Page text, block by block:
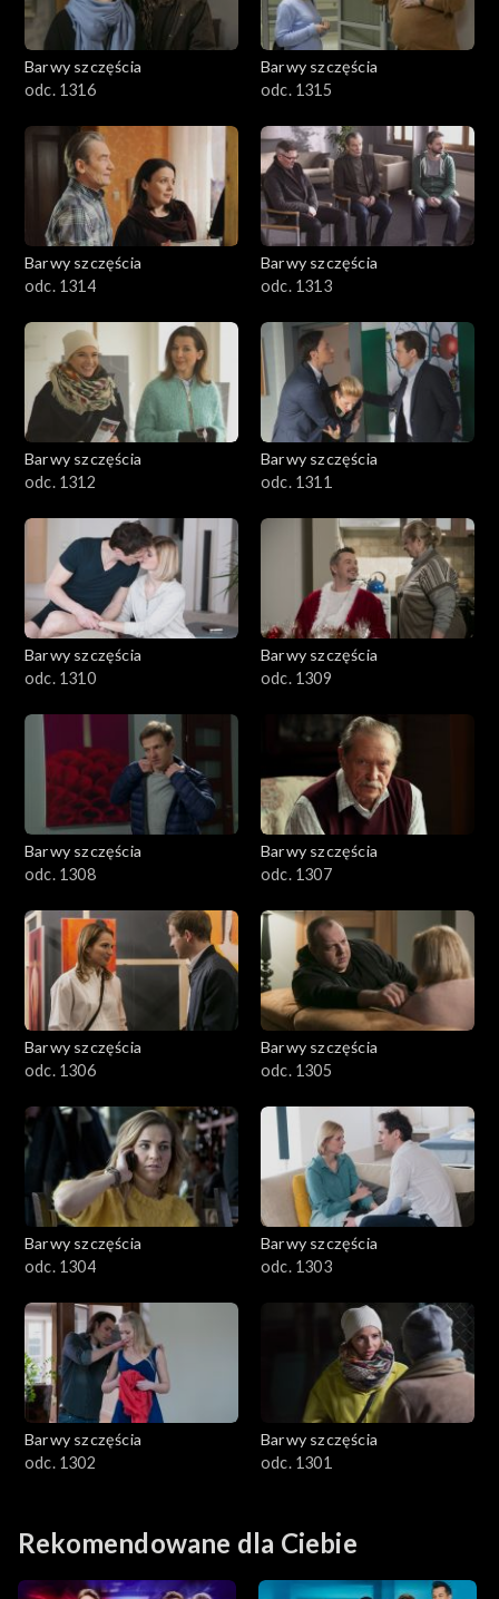
Barwy szczęścia
odc. 1316
Barwy szczęścia
odc. 1315
Barwy szczęścia
odc. 1314
Barwy szczęścia
odc. 1313
Barwy szczęścia
odc. 1312
Barwy szczęścia
odc. 1311
Barwy szczęścia
odc. 1310
Barwy szczęścia
odc. 1309
Barwy szczęścia
odc. 1308
Barwy szczęścia
odc. 1307
Barwy szczęścia
odc. 1306
Barwy szczęścia
odc. 1305
Barwy szczęścia
odc. 1304
Barwy szczęścia
odc. 1303
Barwy szczęścia
odc. 1302
Barwy szczęścia
odc. 1301
Rekomendowane dla Ciebie